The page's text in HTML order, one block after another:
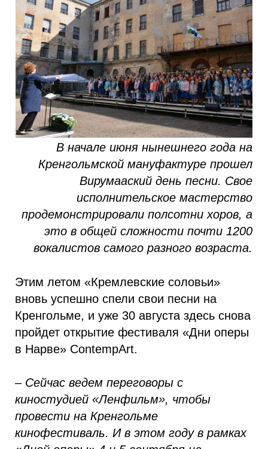
В начале июня нынешнего года на
Кренгольмской мануфактуре прошел
Вирумааский день песни. Свое
исполнительское мастерство
продемонстрировали полсотни хоров, а
это в общей сложности почти 1200
вокалистов самого разного возраста.
Этим летом «Кремлевские соловьи»
вновь успешно спели свои песни на
Кренгольме, и уже 30 августа здесь снова
пройдет открытие фестиваля «Дни оперы
в Нарве» ContempArt.
– Сейчас ведем переговоры с
киностудией «Ленфильм», чтобы
провести на Кренгольме
кинофестиваль. И в этом году в рамках